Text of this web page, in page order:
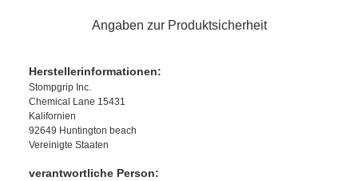
Angaben zur Produktsicherheit
Herstellerinformationen:
Stompgrip Inc.
Chemical Lane 15431
Kalifornien
92649 Huntington beach
Vereinigte Staaten
verantwortliche Person: